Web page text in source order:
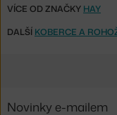
VÍCE OD ZNAČKY HAY
DALŠÍ KOBERCE A
Novinky e-mailem